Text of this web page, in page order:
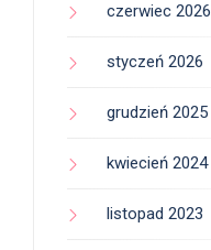
czerwiec 2026
styczeń 2026
grudzień 2025
kwiecień 2024
listopad 2023